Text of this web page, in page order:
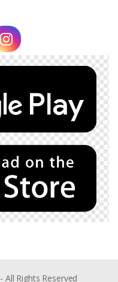
- All Rights Reserved